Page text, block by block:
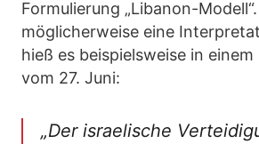
Formulierung „Libanon-
möglicherweise eine
hieß es beispielsweise in
vom 27. Juni:
„Der israelische